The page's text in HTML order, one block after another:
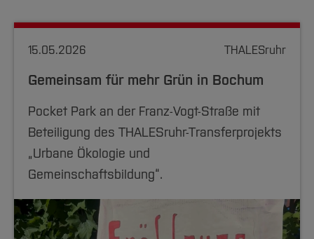
15.05.2026 THALESruhr
Gemeinsam für mehr Grün in Bochum
Pocket Park an der Franz-Vogt-Straße mit
Beteiligung des THALESruhr-Transferprojekts
„Urbane Ökologie und
Gemeinschaftsbildung“.